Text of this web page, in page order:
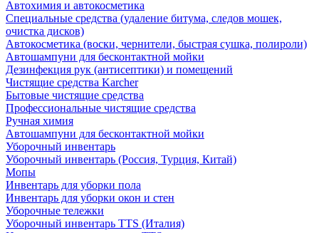
Автохимия и автокосметика
Специальные средства (удаление битума, следов мошек,
очистка дисков)
Автокосметика (воски, чернители, быстрая сушка, полироли)
Автошампуни для бесконтактной мойки
Дезинфекция рук (антисептики) и помещений
Чистящие средства Karcher
Бытовые чистящие средства
Профессиональные чистящие средства
Ручная химия
Автошампуни для бесконтактной мойки
Уборочный инвентарь
Уборочный инвентарь (Россия, Турция, Китай)
Мопы
Инвентарь для уборки пола
Инвентарь для уборки окон и стен
Уборочные тележки
Уборочный инвентарь TTS (Италия)